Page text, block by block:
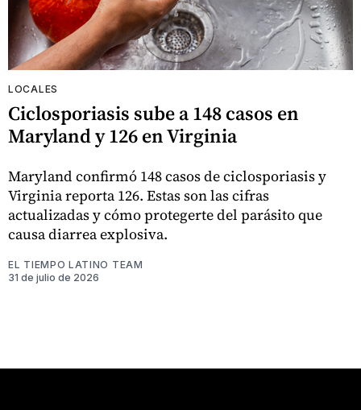
LOCALES
Ciclosporiasis sube a 148 casos en
Maryland y 126 en Virginia
Maryland confirmó 148 casos de ciclosporiasis y
Virginia reporta 126. Estas son las cifras
actualizadas y cómo protegerte del parásito que
causa diarrea explosiva.
EL TIEMPO LATINO TEAM
31 de julio de 2026